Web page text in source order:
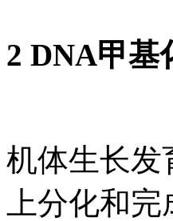
2 DNA甲基
机体生长发
上分化和